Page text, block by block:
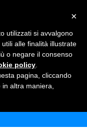
×
utilizzati si avvalgono
alle finalità illustrate
o negare il consenso
policy
pagina, cliccando
altra maniera,